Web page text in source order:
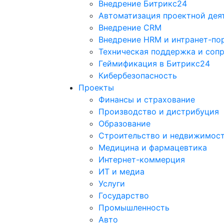
Внедрение Битрикс24
Автоматизация проектной
Внедрение CRM
Внедрение HRM и интранет-
Техническая поддержка и
Геймификация в Битрикс24
Кибербезопасность
Проекты
Финансы и страхование
Производство и дистрибуция
Образование
Строительство и
Медицина и фармацевтика
Интернет-коммерция
ИТ и медиа
Услуги
Государство
Промышленность
Авто